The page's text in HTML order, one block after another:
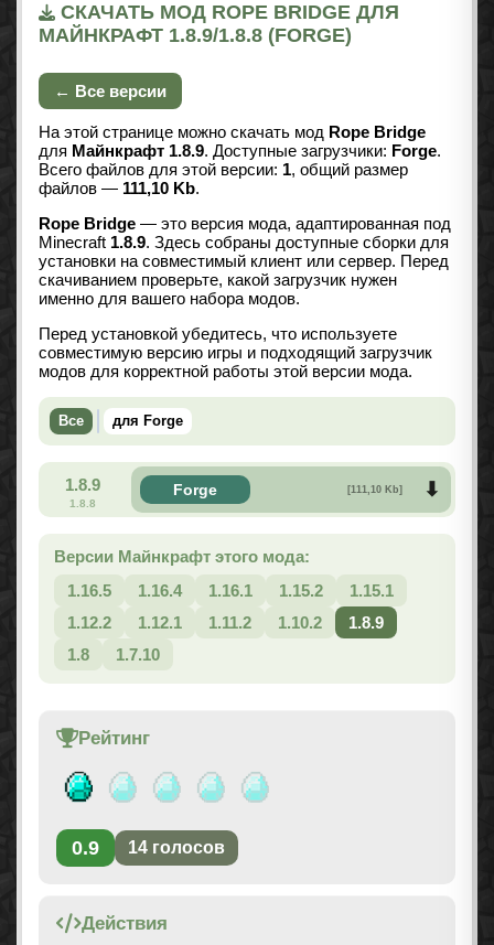
СКАЧАТЬ МОД ROPE BRIDGE ДЛЯ
МАЙНКРАФТ 1.8.9/1.8.8 (FORGE)
← Все версии
На этой странице можно скачать мод Rope Bridge
для Майнкрафт 1.8.9. Доступные загрузчики: Forge.
Всего файлов для этой версии: 1, общий размер
файлов — 111,10 Kb.
Rope Bridge — это версия мода, адаптированная под
Minecraft 1.8.9. Здесь собраны доступные сборки для
установки на совместимый клиент или сервер. Перед
скачиванием проверьте, какой загрузчик нужен
именно для вашего набора модов.
Перед установкой убедитесь, что используете
совместимую версию игры и подходящий загрузчик
модов для корректной работы этой версии мода.
Все для Forge
1.8.9
1.8.8
Forge [111,10 Kb]
Версии Майнкрафт этого мода:
1.16.5
1.16.4 1.16.1 1.15.2
1.15.1
1.12.2
1.12.1 1.11.2 1.10.2
1.8.9
1.8
1.7.10
Рейтинг
0.9 14 голосов
Действия